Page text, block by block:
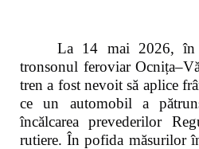
La 14 mai 2026,
tronsonul feroviar
tren a fost nevoit să aplice
ce un automobil a
încălcarea prevederilor
rutiere. În pofida măsurilor